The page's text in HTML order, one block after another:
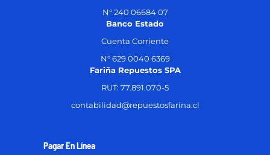
N° 240 06684 07
Banco Estado
Cuenta Corriente
N° 629 0040 6369
Fariña Repuestos SPA
RUT: 77.891.070-5
contabilidad@repuestosfarina.cl
Pagar En Línea